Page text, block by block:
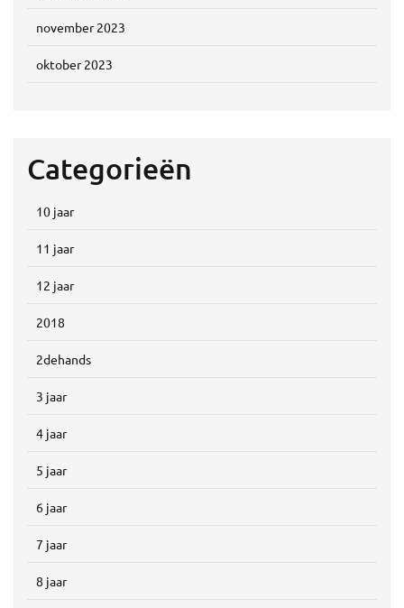
november 2023
oktober 2023
Categorieën
10 jaar
11 jaar
12 jaar
2018
2dehands
3 jaar
4 jaar
5 jaar
6 jaar
7 jaar
8 jaar